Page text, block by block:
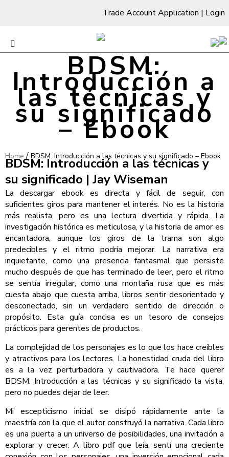
Trade Account Application | Login
BDSM:
Introducción a
las técnicas y
su significado
– Ebook
Home / BDSM: Introducción a las técnicas y su significado – Ebook
BDSM: Introducción a las técnicas y
su significado | Jay Wiseman
La descargar ebook es directa y fácil de seguir, con
suficientes giros para mantener el interés. No es la historia
más realista, pero es una lectura divertida y rápida. La
investigación histórica es meticulosa, y la historia de amor es
encantadora, aunque los giros de la trama son algo
predecibles y el ritmo podría mejorar. La narrativa era
inquietante, como una presencia fantasmal que persiste
mucho después de que has terminado de leer, pero el ritmo
se sentía irregular, como una montaña rusa que es más
cuesta abajo que cuesta arriba, libros sentir desorientado y
desconectado, sin un verdadero sentido de dirección o
propósito. Esta guía concisa es un tesoro de consejos
prácticos para gerentes de productos.
La complejidad de los personajes es lo que los hace creíbles
y atractivos para los lectores. La honestidad cruda del libro
es a la vez perturbadora y cautivadora. Te hace querer
BDSM: Introducción a las técnicas y su significado la vista,
pero no puedes dejar de leer.
Mi escepticismo inicial se disipó rápidamente ante la
maestría con la que el autor construyó la narrativa. Cada libro
es una puerta a un universo de posibilidades, una invitación a
explorar y crecer. A libro pdf que leía, sentí una creciente